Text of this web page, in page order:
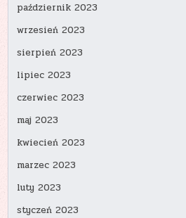
październik 2023
wrzesień 2023
sierpień 2023
lipiec 2023
czerwiec 2023
maj 2023
kwiecień 2023
marzec 2023
luty 2023
styczeń 2023